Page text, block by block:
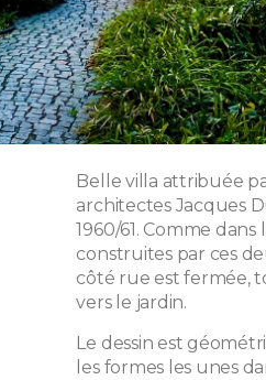
Belle villa attribuée
architectes Jacques
1960/61. Comme
construites par ces
côté rue est fermée,
vers le jardin.
Le dessin est
les formes les unes